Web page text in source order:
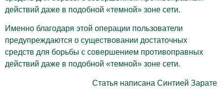
действий даже в подобной «темной» зоне сети.
Именно благодаря этой операции пользователи
предупреждаются о существовании достаточных
средств для борьбы с совершением противоправных
действий даже в подобной «темной» зоне сети.
Статья написана Синтией Зарате